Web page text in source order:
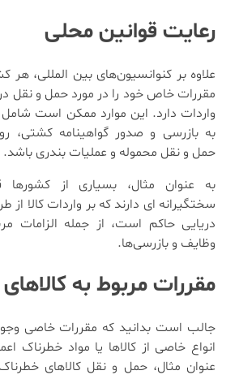
رعایت قوانین محلی
علاوه بر کنوانسیون‌های بین المللی، هر
مقررات خاص خود را در مورد حمل و نقل
واردات دارد. این موارد ممکن است شامل
به بازرسی و صدور گواهینامه کشتی،
حمل و نقل محموله و عملیات بندری باشد.
به عنوان مثال، بسیاری از کشورها
سختگیرانه ای دارند که بر واردات کالا
دریایی حاکم است، از جمله الزامات
وظایف و بازرسی‌ها.
مقررات مربوط به
جالب است بدانید که مقررات خاصی
انواع خاصی از کالاها یا مواد خطرناک
عنوان مثال، حمل و نقل کالاهای